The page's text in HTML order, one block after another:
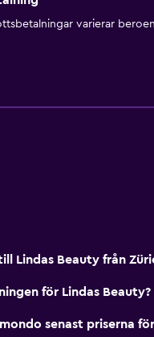
varierar
Lindas Beauty från
för Lindas Beauty?
senast priserna